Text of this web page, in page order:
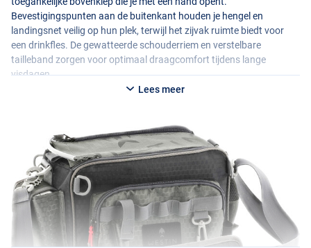
Bevestigingspunten aan de buitenkant houden je hengel en
landingsnet veilig op hun plek, terwijl het zijvak ruimte biedt voor
een drinkfles. De gewatteerde schouderriem en verstelbare
tailleband zorgen voor optimaal draagcomfort tijdens lange
visdagen.
Lees meer